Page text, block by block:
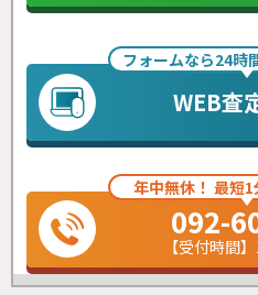
フォームなら24時
WEB査
年中無休！ 最短1
092-
【受付時間